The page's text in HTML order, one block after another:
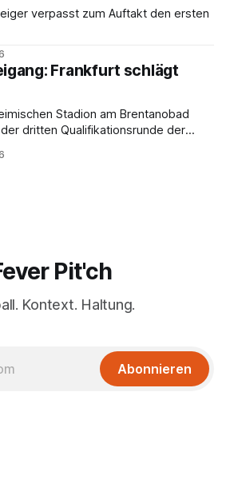
verpasst zum Auftakt den ersten
Frankfurt schlägt
Stadion am Brentanobad
dritten Qualifikationsrunde der
Pit'ch
Kontext. Haltung.
Abonnieren